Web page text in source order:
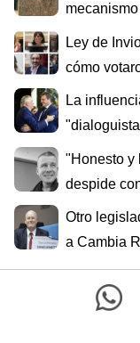
Ley de
cómo
La
"Honesto y
despide
Otro
a Cambia